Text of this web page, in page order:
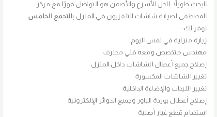
البحث طويلاً. الحل الأسرع والأضمن هو التواصل فورًا مع مركز
المصطفى لصيانة شاشات التلفزيون في المنزل بالتجمع الخامس.
نوفر لك:
زيارة منزلية في نفس اليوم
مهندس متخصص ومعه فني محترف
إصلاح جميع أعطال الشاشات داخل المنزل
تغيير الشاشات المكسورة
تغيير الليدات والإضاءة الداخلية
إصلاح أعطال بوردة الباور وجميع الدوائر الإلكترونية
استخدام قطع غيار أصلية